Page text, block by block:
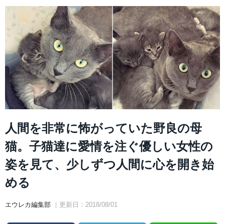
人間を非常に怖がっていた野良の母
猫。子猫達に愛情を注ぐ優しい女性の
姿を見て、少しずつ人間に心を開き始
める
エウレカ編集部 ｜更新日：2018/08/01